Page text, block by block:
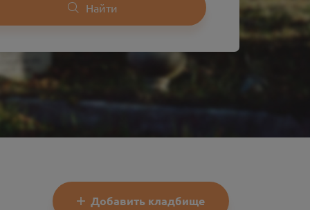
Найти
Добавить кладбище